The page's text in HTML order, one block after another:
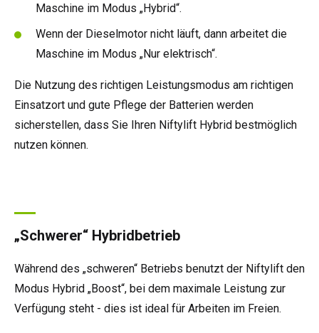
Maschine im Modus „Hybrid“.
Wenn der Dieselmotor nicht läuft, dann arbeitet die
Maschine im Modus „Nur elektrisch“.
Die Nutzung des richtigen Leistungsmodus am richtigen
Einsatzort und gute Pflege der Batterien werden
sicherstellen, dass Sie Ihren Niftylift Hybrid bestmöglich
nutzen können.
„Schwerer“ Hybridbetrieb
Während des „schweren“ Betriebs benutzt der Niftylift den
Modus Hybrid „Boost“, bei dem maximale Leistung zur
Verfügung steht - dies ist ideal für Arbeiten im Freien.